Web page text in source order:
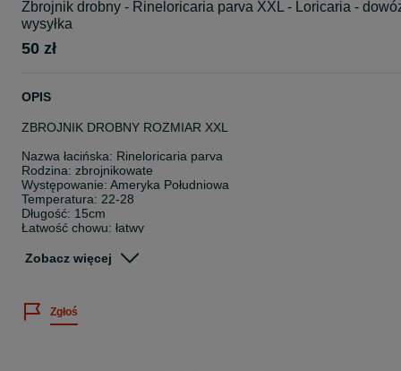
Zbrojnik drobny - Rineloricaria parva XXL - Loricaria -
wysyłka
50 zł
OPIS
ZBROJNIK DROBNY ROZMIAR XXL
Nazwa łacińska: Rineloricaria parva
Rodzina: zbrojnikowate
Występowanie: Ameryka Południowa
Temperatura: 22-28
Długość: 15cm
Łatwość chowu: łatwy
Posiadamy bogatą ofertę ryb akwariowych, skorupiaków oraz roślin
wodnych.
Zobacz więcej
Zgłoś